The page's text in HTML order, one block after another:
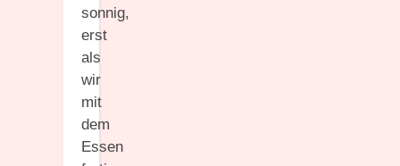
sonnig,
erst
als
wir
mit
dem
Essen